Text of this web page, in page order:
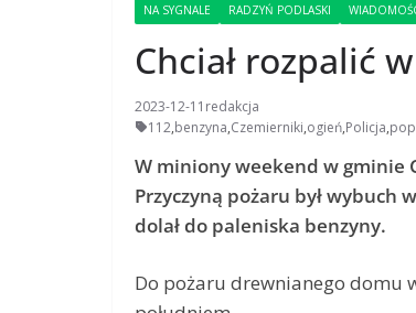
NA SYGNALE RADZYŃ PODLASKI
Chciał rozpalić
2023-12-11 redakcja
112,benzyna,Czemierniki,ogień,Policja,
W miniony weekend w gminie
Przyczyną pożaru był wybuch
dolał do paleniska benzyny.
Do pożaru drewnianego domu